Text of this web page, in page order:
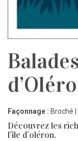
Façonnage : Broché |
Découvrez les
l’île d’oléron.